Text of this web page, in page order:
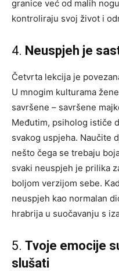
granice već od malih
kontroliraju svoj život i
4. Neuspjeh je
Četvrta lekcija je
U mnogim kulturama
savršene – savršene
Međutim, psiholog ističe
svakog uspjeha. Naučite
nešto čega se trebaju
svaki neuspjeh je prilika
boljom verzijom sebe.
neuspjeh kao normalan
hrabrija u suočavanju s
5. Tvoje emocije
slušati